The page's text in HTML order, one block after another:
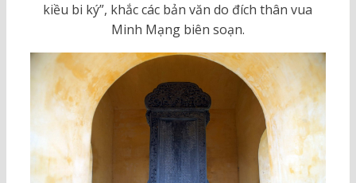
kiều bi ký”, khắc các bản văn do đích thân vua
Minh Mạng biên soạn.